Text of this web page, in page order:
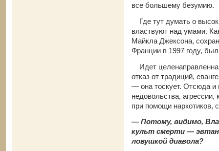
все большему безумию.
Где тут думать о
властвуют над умами.
Майкла Джексона,
Франции в 1997 году,
Идет
отказ от традиций,
— она тоскует. Отсюда и
недовольства, агрессии,
при помощи наркотиков,
— Потому, видимо,
культ смерти —
ловушкой диавола?